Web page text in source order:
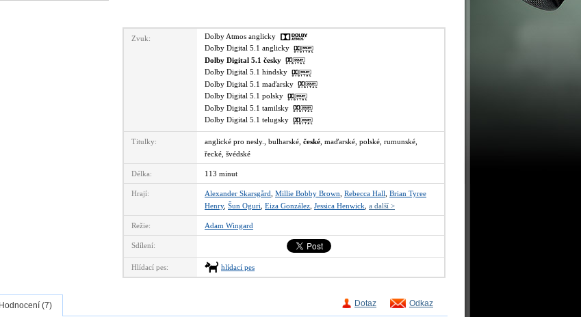
Zvuk:
Dolby Atmos anglicky
Dolby Digital 5.1 anglicky
Dolby Digital 5.1 česky
Dolby Digital 5.1 hindsky
Dolby Digital 5.1 maďarsky
Dolby Digital 5.1 polsky
Dolby Digital 5.1 tamilsky
Dolby Digital 5.1 telugsky
Titulky: anglické pro nesly., bulharské, české , maďarské, polské, rumunské,
řecké, švédské
Délka: 113 minut
Hrají: Alexander Skarsgård Millie Bobby Brown Rebecca Hall Brian Tyree
Henry, Šun Oguri Eiza González Jessica Henwick a další >
Režie: Adam Wingard
Sdílení:
Hlídací pes: hlídací pes
Dotaz Odkaz
Hodnocení (7)